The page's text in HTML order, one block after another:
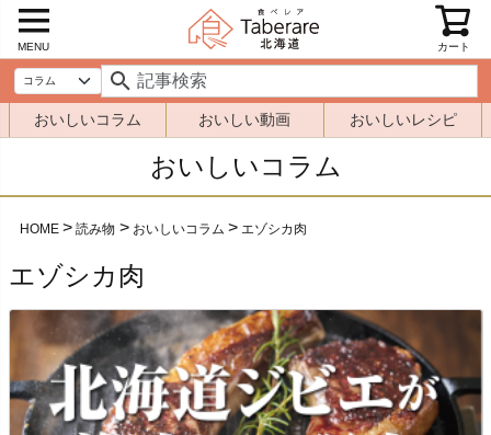
MENU カート
おいしいコラム おいしい動画 おいしいレシピ
おいしいコラム
HOME 読み物 おいしいコラム エゾシカ肉
エゾシカ肉